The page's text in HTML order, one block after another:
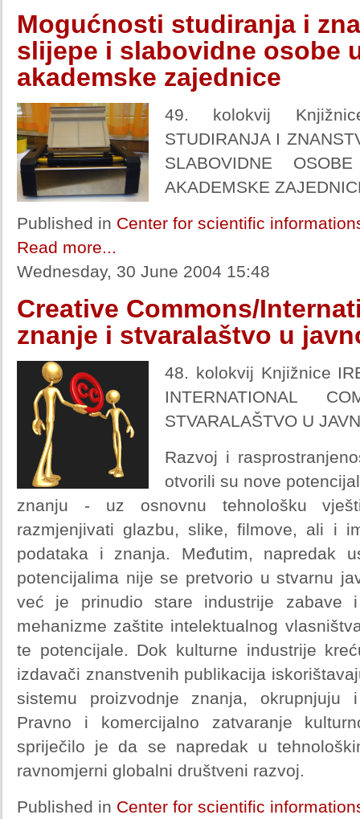
Mogućnosti studiranja i
slijepe i slabovidne osobe
akademske zajednice
49. kolokvij
STUDIRANJA I
SLABOVIDNE
AKADEMSKE
Published in Center for scientific
Read more...
Wednesday, 30 June 2004 15:48
Creative Commons/
znanje i stvaralaštvo u
48. kolokvij Knjižnice
INTERNATIONAL
STVARALAŠTVO U
Razvoj i
otvorili su nove
znanju - uz osnovnu tehnološku
razmjenjivati glazbu, slike, filmove, ali i
podataka i znanja. Međutim, napredak
potencijalima nije se pretvorio u stvarnu
već je prinudio stare industrije zabave
mehanizme zaštite intelektualnog
te potencijale. Dok kulturne industrije
izdavači znanstvenih publikacija
sistemu proizvodnje znanja, okrupnjuju
Pravno i komercijalno zatvaranje
spriječilo je da se napredak u
ravnomjerni globalni društveni razvoj.
Published in Center for scientific